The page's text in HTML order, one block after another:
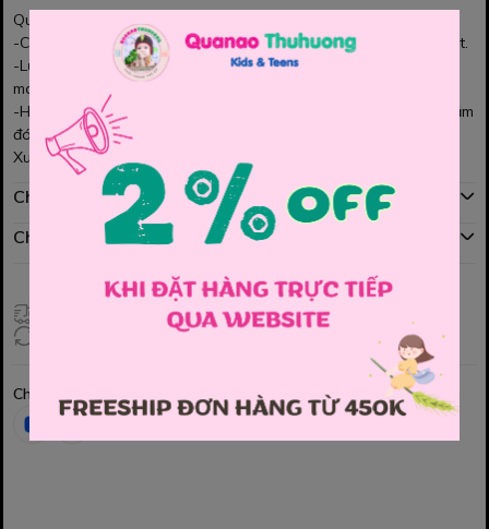
Quần short Disney cho bé gái
-Chất thun cotton, da cá mềm mại, mịn, sờ mướt tay ,thoáng mát.
-Lưng chun mềm êm, co giãn, dây kiểu ko rút đc. Bé mặc thoải
mái.
-Họa tiết và màu sắc rất nổi bật, Bé mặc cùng áo thun rất yêu lắm
đó ạ.
Xuất sứ Việt nam
Chính sách mua hàng
Chính sách đổi hàng
Giao hàng toàn quốc
Đổi hàng 3 ngày (HCM), 7 ngày (Tỉnh)
Chia sẻ